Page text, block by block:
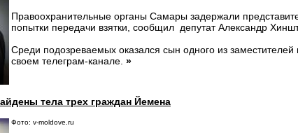
Правоохранительные органы Самары задержали
попытки передачи взятки, сообщил депутат Александр
Среди подозреваемых оказался сын одного из
своем телеграм-канале. »
тела трех граждан Йемена
Фото: v-moldove.ru